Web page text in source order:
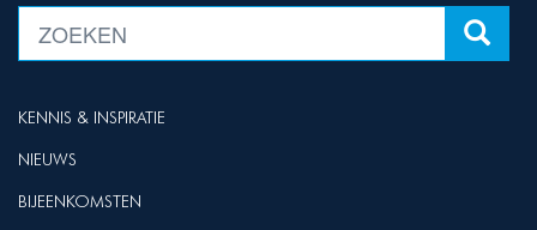
KENNIS & INSPIRATIE
NIEUWS
BIJEENKOMSTEN